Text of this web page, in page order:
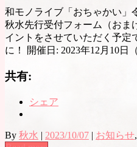
和モノライブ「おちゃかい」
秋水先行受付フォーム（おま
イントをさせていただく予定
に！ 開催日: 2023年12月10日
共有:
シェア
By 秋水 | 2023/10/07 | お知らせ,